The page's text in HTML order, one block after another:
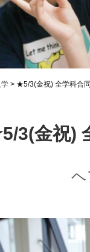
> ★5/3(金祝) 全学科合
3(金祝)
ヘ